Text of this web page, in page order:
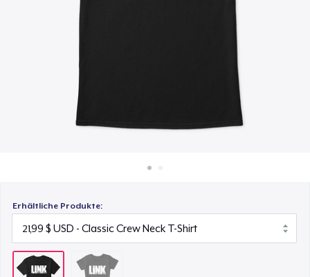
Erhältliche Produkte: